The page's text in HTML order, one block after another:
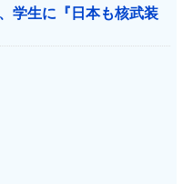
学生に『日本も核武装